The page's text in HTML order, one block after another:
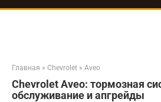
Главная » Chevrolet » Aveo
Chevrolet Aveo: тормозная
обслуживание и апгрейды